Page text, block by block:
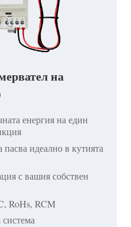
на
енергия на един
идеално в кутията
с вашия собствен
RoHs, RCM